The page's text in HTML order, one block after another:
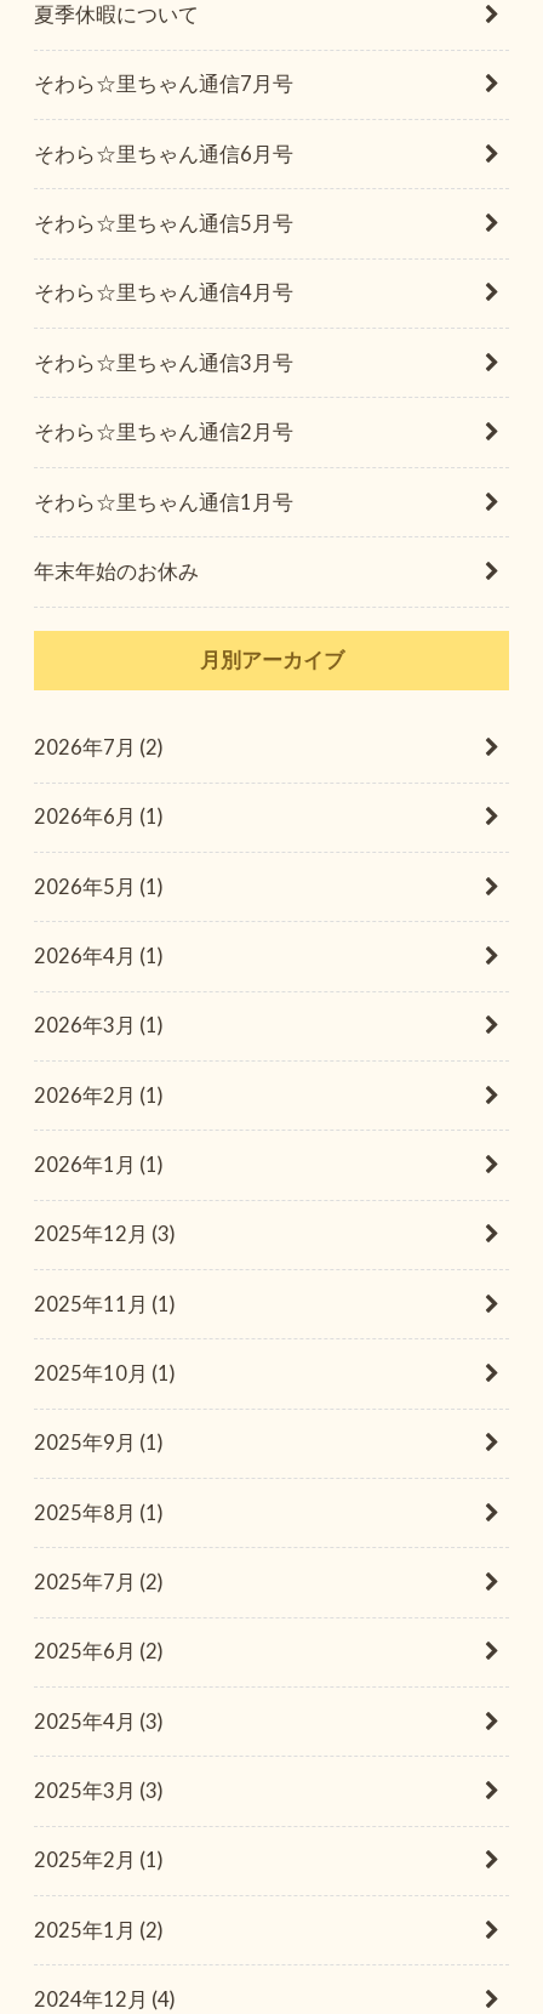
夏季休暇について
そわら☆里ちゃん通信7月号
そわら☆里ちゃん通信6月号
そわら☆里ちゃん通信5月号
そわら☆里ちゃん通信4月号
そわら☆里ちゃん通信3月号
そわら☆里ちゃん通信2月号
そわら☆里ちゃん通信1月号
年末年始のお休み
月別アーカイブ
2026年7月 (2)
2026年6月 (1)
2026年5月 (1)
2026年4月 (1)
2026年3月 (1)
2026年2月 (1)
2026年1月 (1)
2025年12月 (3)
2025年11月 (1)
2025年10月 (1)
2025年9月 (1)
2025年8月 (1)
2025年7月 (2)
2025年6月 (2)
2025年4月 (3)
2025年3月 (3)
2025年2月 (1)
2025年1月 (2)
2024年12月 (4)